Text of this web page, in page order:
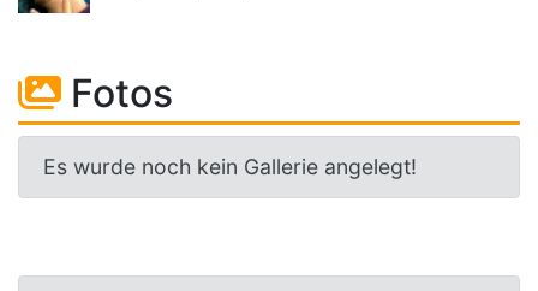
Fotos
Es wurde noch kein Gallerie angelegt!